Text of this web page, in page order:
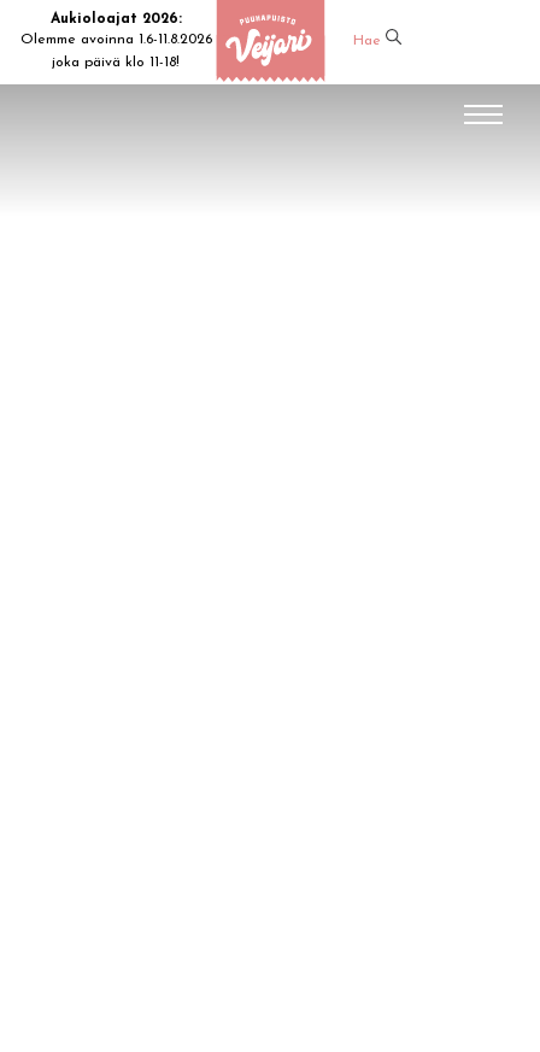
Aukioloajat 2026:
Olemme avoinna 1.6-11.8.2026
joka päivä klo 11-18!
Hae